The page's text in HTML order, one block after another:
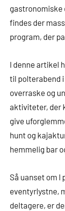
gastronomiske
findes der
program, der
I denne artikel
til polterabend
overraske og
aktiviteter, der
give
hunt og
hemmelig bar
Så uanset om
eventyrlystne,
deltagere, er